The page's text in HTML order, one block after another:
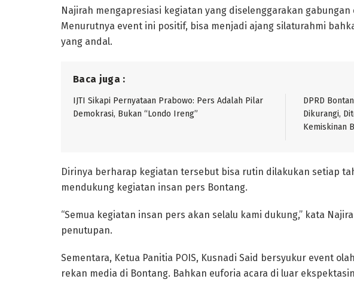
Najirah mengapresiasi kegiatan yang diselenggarakan
Menurutnya event ini positif, bisa menjadi ajang silaturahmi
yang andal.
Baca juga :
IJTI Sikapi Pernyataan Prabowo: Pers Adalah Pilar
Demokrasi, Bukan “Londo Ireng”
DPRD
Dikurangi,
Kemiskinan
Dirinya berharap kegiatan tersebut bisa rutin dilakukan setiap
mendukung kegiatan insan pers Bontang.
“Semua kegiatan insan pers akan selalu kami dukung,” kata
penutupan.
Sementara, Ketua Panitia POIS, Kusnadi Said bersyukur event
rekan media di Bontang. Bahkan euforia acara di luar